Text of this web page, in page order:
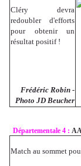
Cléry devra
redoubler d'efforts
pour obtenir un
résultat positif !
Frédéric Robin -
Photo JD Beucher
Départementale 4 :
Match au sommet